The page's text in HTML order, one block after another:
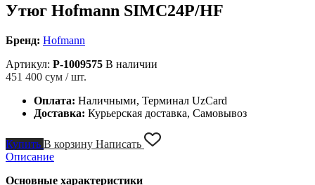
Утюг Hofmann SIMC24P/HF
Бренд: Hofmann
Артикул: P-1009575 В наличии
451 400 сум / шт.
Оплата: Наличными, Терминал UzCard
Доставка: Курьерская доставка, Самовывоз
Купить В корзину Написать
Описание
Основные характеристики